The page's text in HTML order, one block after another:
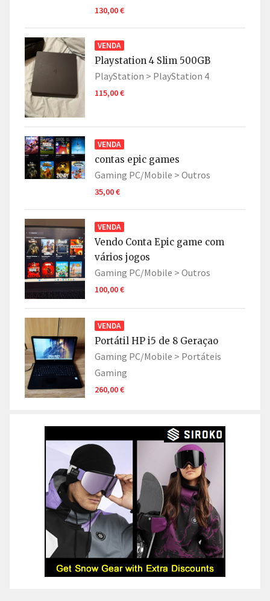
130,00 €
VENDA
Playstation 4 Slim 500GB
PlayStation > PlayStation 4
115,00 €
VENDA
contas epic games
Gaming PC/Mobile > Outros
35,00 €
VENDA
Vendo Conta Epic game com
vários jogos
Gaming PC/Mobile > Outros
100,00 €
VENDA
Portátil HP i5 de 8 Geraçao
Gaming PC/Mobile > Portáteis
Gaming
260,00 €